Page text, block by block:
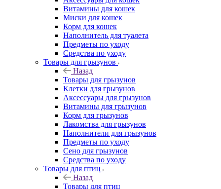
Витамины для кошек
Миски для кошек
Корм для кошек
Наполнитель для туалета
Предметы по уходу
Средства по уходу
Товары для грызунов
Назад
Товары для грызунов
Клетки для грызунов
Аксессуары для грызунов
Витамины для грызунов
Корм для грызунов
Лакомства для грызунов
Наполнители для грызунов
Предметы по уходу
Сено для грызунов
Средства по уходу
Товары для птиц
Назад
Товары для птиц